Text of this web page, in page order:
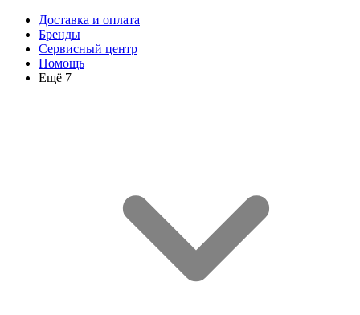
Доставка и оплата
Бренды
Сервисный центр
Помощь
Ещё 7